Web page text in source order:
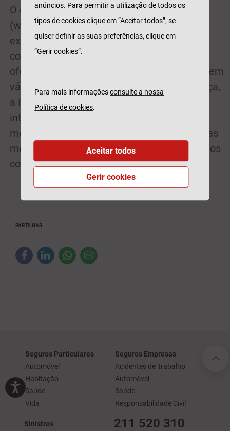
O estudo de mercado Best Buy Award
(www.bestbuyaward.org) avalia as
experiências, opiniões e perceções dos
consumidores em relação às empresas que
oferecem a melhor oferta ao melhor preço, em
vários setores. Sedeada em Zurique, na Suíça,
a ICERTIAS é uma reconhecida organização
internacional de pesquisa e certificação de
mercado que descobre, certifica e premeia as
melhores marcas em 40 países, orientando os
consumidores para a "Melhor Compra".
PARTILHAR
Seguros Particulares
Automóvel
Habitação
Saúde
Vida
Seguros Empresas
Acidentes de Trabalho
Automóvel
Saúde
Responsabilidade Civil
Sinistros
211 520 310
anúncios. Para permitir a utilização de todos os
tipos de cookies clique em “Aceitar todos”, se
quiser definir as suas preferências, clique em
“Gerir cookies”.
Para mais informaçõesconsulte a nossa
Política de cookies.
Gerir cookies
Aceitar todos